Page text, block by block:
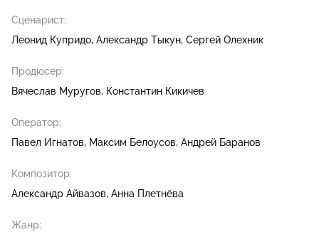
Сценарист:
Леонид Купридо Александр Тыкун Сергей Олехник
Продюсер:
Вячеслав Муругов
Константин Кикичев
Оператор:
Павел Игнатов
Максим Белоусов Андрей Баранов
Композитор:
Александр Айвазов Анна Плетнёва
Жанр: